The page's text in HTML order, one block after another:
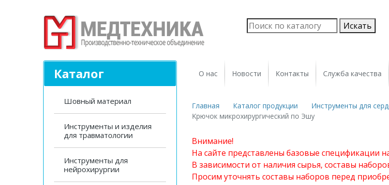
Каталог
Шовный материал
Инструменты и изделия
для травматологии
Инструменты для
нейрохирургии
О нас Новости Контакты Служба качества
Главная Каталог продукции Инструменты для
Kрючок микрохирургический по Эшу
Внимание!
На сайте представлены базовые спецификации
В зависимости от наличия сырья, составы
Просим уточнять составы наборов перед